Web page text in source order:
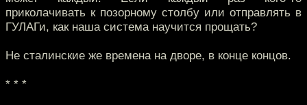
приколачивать к позорному столбу или отправлять в
ГУЛАГи, как наша система научится прощать?
Не сталинские же времена на дворе, в конце концов.
* * *